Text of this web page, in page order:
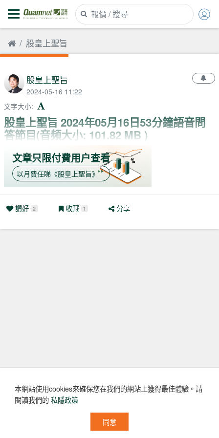
股皇上聖旨
股皇上聖旨
2024-05-16 11:22
文字大小:
股皇上聖旨 2024年05月16日53分鐘語音問
答節目(音頻大小: 101.82 MB )
文章只限付費用户查看
以月費任睇 《股皇上聖旨》
讚好 2 收藏 1 分享
本網站使用cookies來確保您在我們的網站上獲得最佳體驗。請
閱讀我們的私隱政策
同意